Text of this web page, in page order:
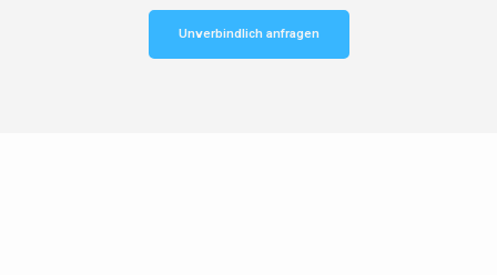
Unverbindlich anfragen